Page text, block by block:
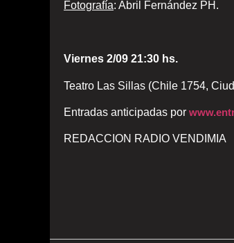
Fotografía: Abril Fernández PH.
Viernes 2/09 21:30 hs.
Teatro Las Sillas (Chile 1754,
Entradas anticipadas por
REDACCION RADIO VENDIMIA